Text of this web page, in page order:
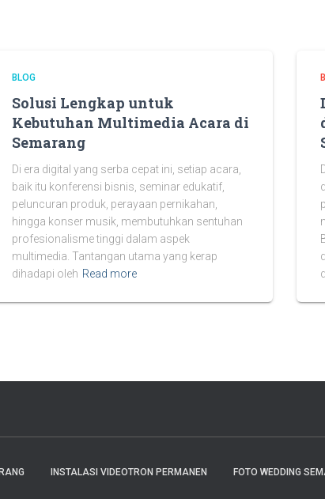
BLOG
Solusi Lengkap untuk
Kebutuhan Multimedia Acara di
Semarang
Di era digital yang serba cepat ini, setiap acara,
baik itu konferensi bisnis, seminar edukatif,
peluncuran produk, perayaan pernikahan,
hingga konser musik, membutuhkan sentuhan
profesionalisme tinggi dalam aspek
multimedia. Tantangan utama yang kerap
dihadapi oleh Read more
INSTALASI VIDEOTRON PERMANEN FOTO WEDDING